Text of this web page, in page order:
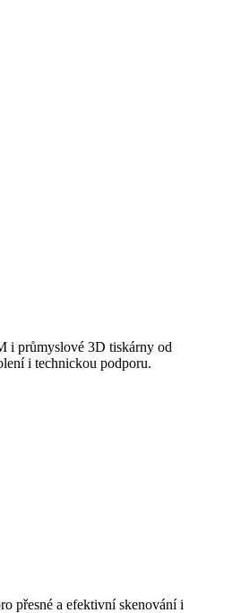
i průmyslové 3D tiskárny od
i technickou podporu.
přesné a efektivní skenování i